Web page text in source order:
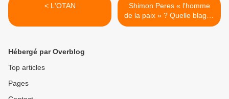
< L'OTAN
Shimon Peres « l'homme
de la paix » ? Quelle blague
! >
Hébergé par Overblog
Top articles
Pages